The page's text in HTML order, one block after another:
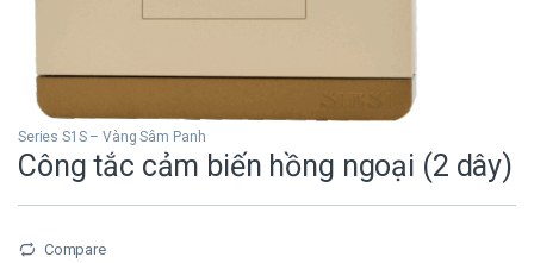
Series S1S – Vàng Sâm Panh
Công tắc cảm biến hồng ngoại (2 dây)
Compare